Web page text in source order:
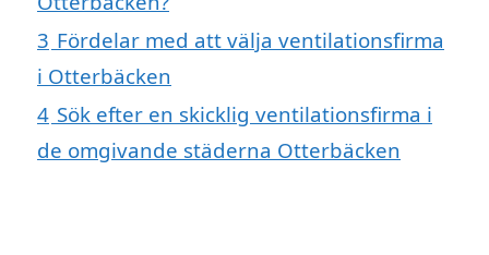
3 Fördelar med att välja ventilationsfirma
i Otterbäcken
4 Sök efter en skicklig ventilationsfirma i
de omgivande städerna Otterbäcken